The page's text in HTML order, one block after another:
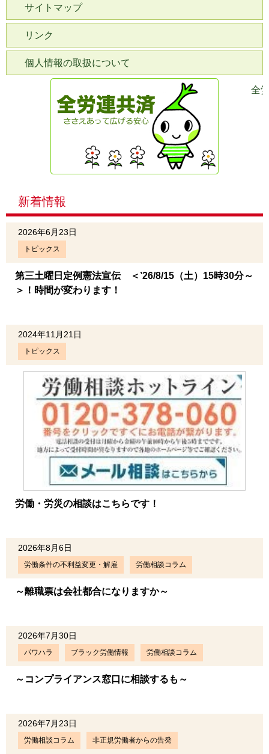
サイトマップ
リンク
個人情報の取扱について
全
新着情報
2026年6月23日
トピックス
第三土曜日定例憲法宣伝 ＜’26/8/15（土）15時30分～
＞！時間が変わります！
2024年11月21日
トピックス
労働・労災の相談はこちらです！
2026年8月6日
労働条件の不利益変更・解雇 労働相談コラム
～離職票は会社都合になりますか～
2026年7月30日
パワハラ ブラック労働情報 労働相談コラム
～コンプライアンス窓口に相談するも～
2026年7月23日
労働相談コラム 非正規労働者からの告発